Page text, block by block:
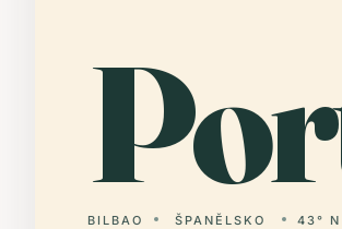
BILBAO ŠPANĚLSKO 43° N